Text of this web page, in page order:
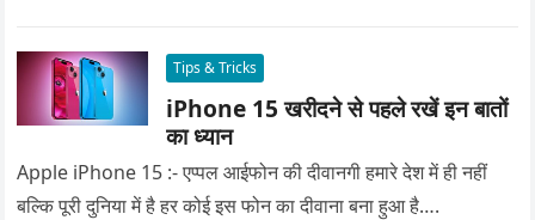
Tips & Tricks
iPhone 15 खरीदने से पहले रखें इन बातों
का ध्यान
Apple iPhone 15 :- एप्पल आईफोन की दीवानगी हमारे देश में ही नहीं
बल्कि पूरी दुनिया में है हर कोई इस फोन का दीवाना बना हुआ है….